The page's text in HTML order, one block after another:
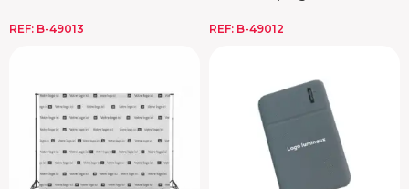
REF: B-49013 REF: B-49012